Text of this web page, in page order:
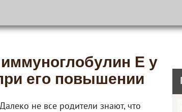
E у
его повышении
Далеко не все родители знают, что